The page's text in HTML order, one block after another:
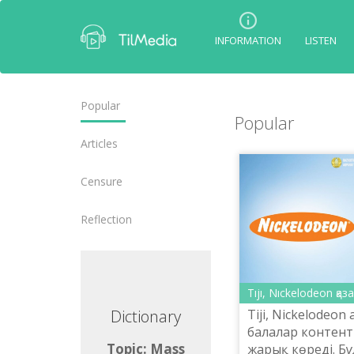
INFORMATION LISTEN
Popular
Articles
Censure
Reflection
Dictionary
Topic: Mass
Popular
Tıjı, Nıckelodeon
Tiji, Nickelodeon
балалар
жарық көре­ді.